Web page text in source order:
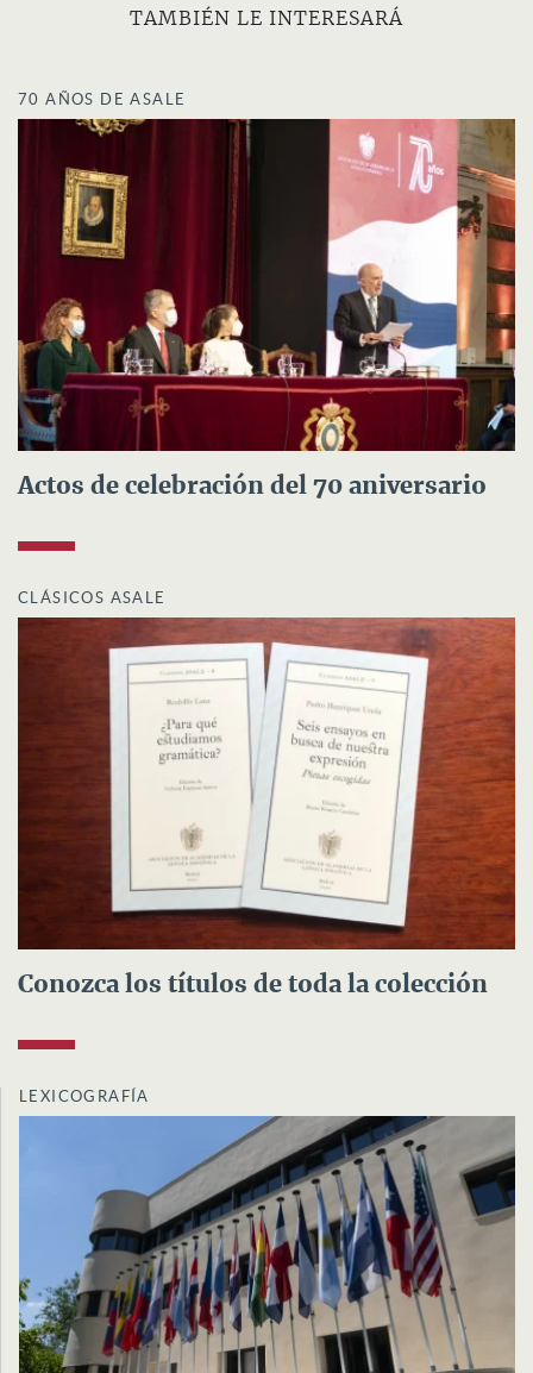
TAMBIÉN LE INTERESARÁ
70 AÑOS DE ASALE
Actos de celebración del 70 aniversario
CLÁSICOS ASALE
Conozca los títulos de toda la colección
LEXICOGRAFÍA